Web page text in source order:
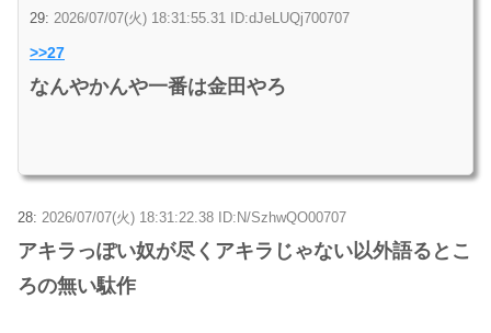
29: 2026/07/07(火) 18:31:55.31 ID:dJeLUQj700707
>>27
なんやかんや一番は金田やろ
28: 2026/07/07(火) 18:31:22.38 ID:N/SzhwQO00707
アキラっぽい奴が尽くアキラじゃない以外語るとこ
ろの無い駄作